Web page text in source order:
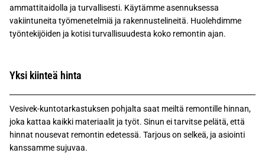
ammattitaidolla ja turvallisesti. Käytämme asennuksessa
vakiintuneita työmenetelmiä ja rakennustelineitä. Huolehdimme
työntekijöiden ja kotisi turvallisuudesta koko remontin ajan.
Yksi kiinteä hinta
Vesivek-kuntotarkastuksen pohjalta saat meiltä remontille hinnan,
joka kattaa kaikki materiaalit ja työt. Sinun ei tarvitse pelätä, että
hinnat nousevat remontin edetessä. Tarjous on selkeä, ja asiointi
kanssamme sujuvaa.